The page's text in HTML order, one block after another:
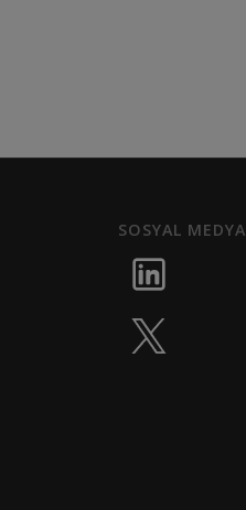
SOSYAL MEDYA